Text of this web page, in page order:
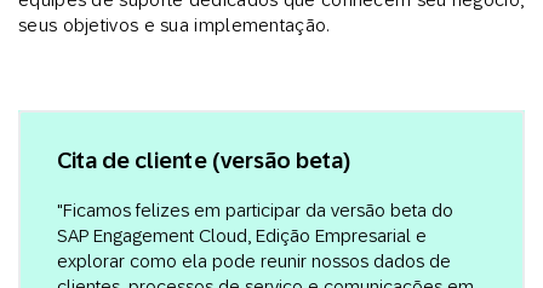
seus objetivos e sua implementação.
Cita de cliente (versão beta)
"Ficamos felizes em participar da versão beta do
SAP Engagement Cloud, Edição Empresarial e
explorar como ela pode reunir nossos dados de